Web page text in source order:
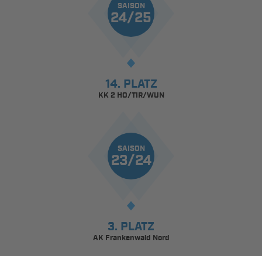
SAISON
24/25
14. PLATZ
KK 2 HO/TIR/WUN
SAISON
23/24
3. PLATZ
AK Frankenwald Nord